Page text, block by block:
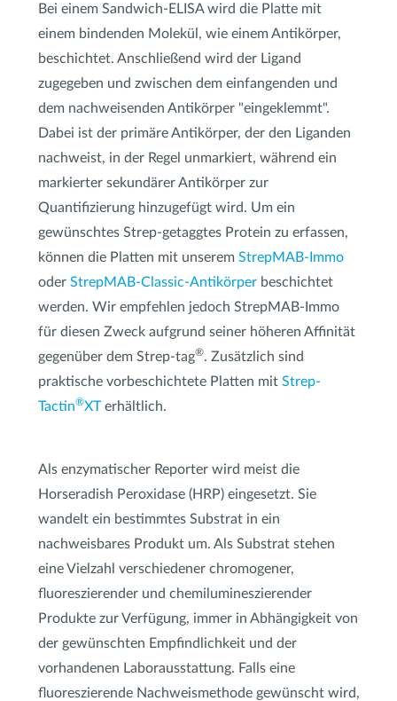
Bei einem Sandwich-ELISA wird die Platte mit
einem bindenden Molekül, wie einem Antikörper,
beschichtet. Anschließend wird der Ligand
zugegeben und zwischen dem einfangenden und
dem nachweisenden Antikörper "eingeklemmt".
Dabei ist der primäre Antikörper, der den Liganden
nachweist, in der Regel unmarkiert, während ein
markierter sekundärer Antikörper zur
Quantifizierung hinzugefügt wird. Um ein
gewünschtes Strep-getaggtes Protein zu erfassen,
können die Platten mit unserem StrepMAB-Immo
oder StrepMAB-Classic-Antikörperbeschichtet
werden. Wir empfehlen jedoch StrepMAB-Immo
für diesen Zweck aufgrund seiner höheren Affinität
gegenüber dem Strep-tag®. Zusätzlich sind
praktische vorbeschichtete Platten mit Strep-
Tactin®XTerhältlich.
Als enzymatischer Reporter wird meist die
Horseradish Peroxidase (HRP) eingesetzt. Sie
wandelt ein bestimmtes Substrat in ein
nachweisbares Produkt um. Als Substrat stehen
eine Vielzahl verschiedener chromogener,
fluoreszierender und chemilumineszierender
Produkte zur Verfügung, immer in Abhängigkeit von
der gewünschten Empfindlichkeit und der
vorhandenen Laborausstattung. Falls eine
fluoreszierende Nachweismethode gewünscht wird,